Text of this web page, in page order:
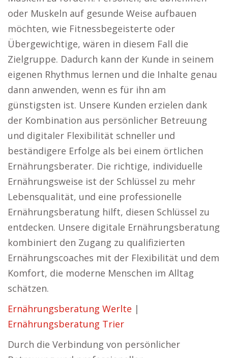
oder Muskeln auf gesunde Weise aufbauen
möchten, wie Fitnessbegeisterte oder
Übergewichtige, wären in diesem Fall die
Zielgruppe. Dadurch kann der Kunde in seinem
eigenen Rhythmus lernen und die Inhalte genau
dann anwenden, wenn es für ihn am
günstigsten ist. Unsere Kunden erzielen dank
der Kombination aus persönlicher Betreuung
und digitaler Flexibilität schneller und
beständigere Erfolge als bei einem örtlichen
Ernährungsberater. Die richtige, individuelle
Ernährungsweise ist der Schlüssel zu mehr
Lebensqualität, und eine professionelle
Ernährungsberatung hilft, diesen Schlüssel zu
entdecken. Unsere digitale Ernährungsberatung
kombiniert den Zugang zu qualifizierten
Ernährungscoaches mit der Flexibilität und dem
Komfort, die moderne Menschen im Alltag
schätzen.
Ernährungsberatung Werlte |
Ernährungsberatung Trier
Durch die Verbindung von persönlicher